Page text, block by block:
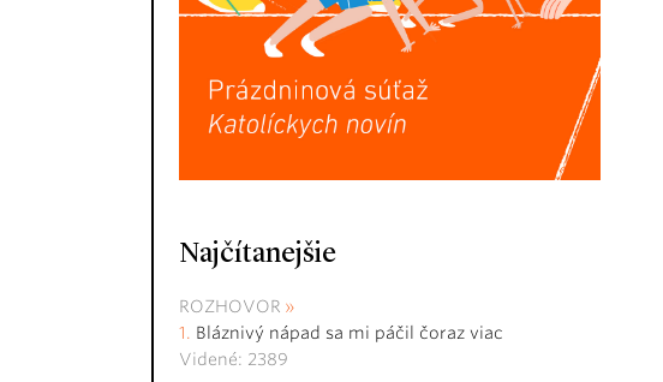
Najčítanejšie
ROZHOVOR
Bláznivý nápad sa mi páčil čoraz viac
Videné: 2389